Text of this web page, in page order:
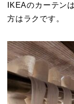
IKEAのカーテン
方はラクです。